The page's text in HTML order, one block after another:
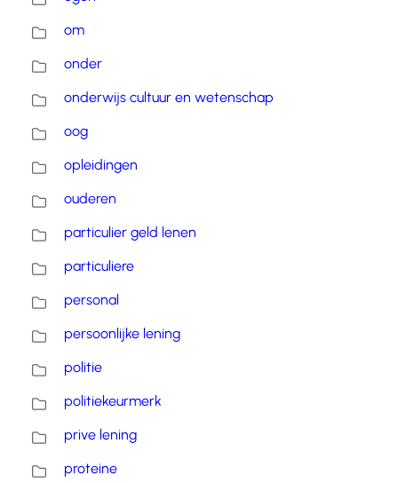
om
onder
onderwijs cultuur en wetenschap
oog
opleidingen
ouderen
particulier geld lenen
particuliere
personal
persoonlijke lening
politie
politiekeurmerk
prive lening
proteine